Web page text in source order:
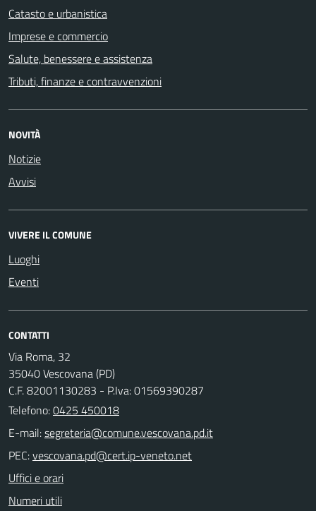
Catasto e urbanistica
Imprese e commercio
Salute, benessere e assistenza
Tributi, finanze e contravvenzioni
NOVITÀ
Notizie
Avvisi
VIVERE IL COMUNE
Luoghi
Eventi
CONTATTI
Via Roma, 32
35040 Vescovana (PD)
C.F. 82001130283 - P.Iva: 01569390287
Telefono:0425 450018
E-mail:
PEC:
Uffici e orari
Numeri utili